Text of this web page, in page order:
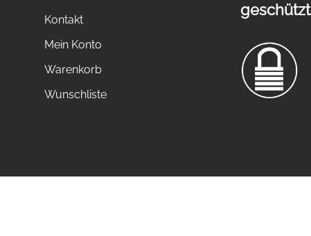
Kontakt
Mein Konto
Warenkorb
Wunschliste
geschützt